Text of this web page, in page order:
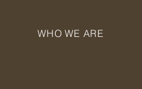
WHO WE ARE